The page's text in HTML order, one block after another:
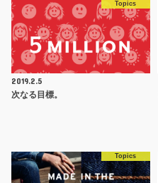
Topics
2019.2.5
次なる目標。
Topics